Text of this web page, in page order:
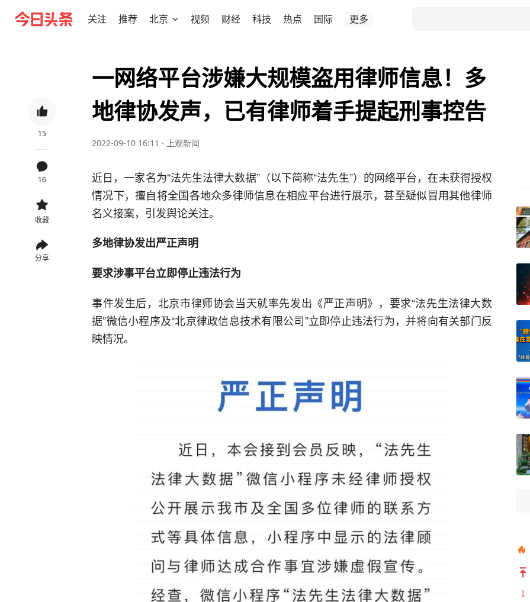
关注 推荐 北京 视频 财经 科技 热点 国际 更多
15
16
收藏
分享
一网络平台涉嫌大规模盗用律师信息！多
地律协发声，已有律师着手提起刑事控告
2022-09-10 16:11 · 上观新闻
近日，一家名为“法先生法律大数据”（以下简称“法先生”）的网络平台，在未获得授权
情况下，擅自将全国各地众多律师信息在相应平台进行展示，甚至疑似冒用其他律师
名义接案，引发舆论关注。
多地律协发出严正声明
要求涉事平台立即停止违法行为
事件发生后，北京市律师协会当天就率先发出《严正声明》，要求“法先生法律大数
据”微信小程序及“北京律政信息技术有限公司”立即停止违法行为，并将向有关部门反
映情况。
1